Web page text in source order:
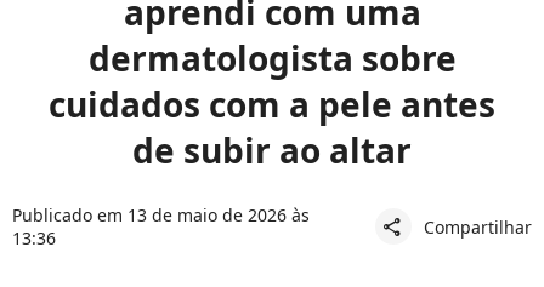
aprendi com uma
dermatologista sobre
cuidados com a pele antes
de subir ao altar
Publicado em 13 de maio de 2026 às
13:36
share Compartilhar